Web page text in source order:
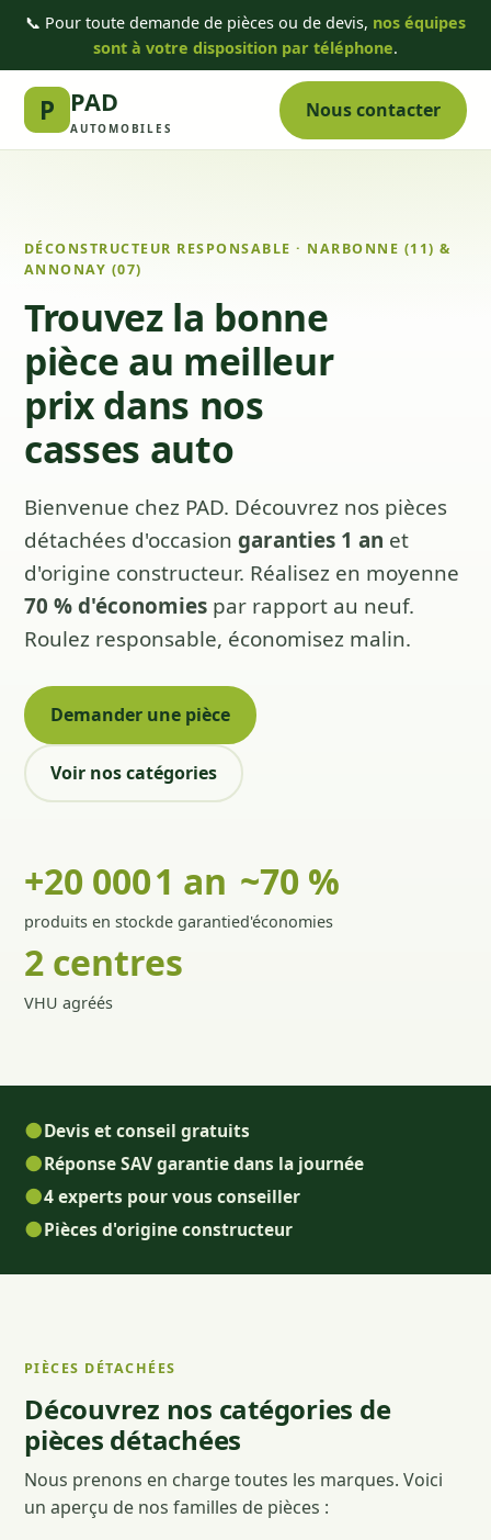
📞 Pour toute demande de pièces ou de devis, nos équipes
sont à votre disposition par téléphone.
P PAD
AUTOMOBILES
Nous contacter
DÉCONSTRUCTEUR RESPONSABLE · NARBONNE (11) &
ANNONAY (07)
Trouvez la bonne
pièce au meilleur
prix dans nos
casses auto
Bienvenue chez PAD. Découvrez nos pièces
détachées d'occasion garanties 1 an et
d'origine constructeur. Réalisez en moyenne
70 % d'économies par rapport au neuf.
Roulez responsable, économisez malin.
Demander une pièce
Voir nos catégories
+20 000
produits en stock
1 an
de garantie
~70 %
d'économies
2 centres
VHU agréés
●Devis et conseil gratuits
●Réponse SAV garantie dans la journée
●4 experts pour vous conseiller
●Pièces d'origine constructeur
PIÈCES DÉTACHÉES
Découvrez nos catégories de
pièces détachées
Nous prenons en charge toutes les marques. Voici
un aperçu de nos familles de pièces :